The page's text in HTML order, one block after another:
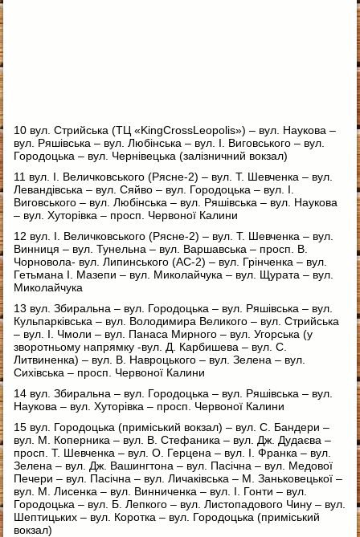
10 вул. Стрийська (ТЦ «KingCrossLeopolis») – вул. Наукова –
вул. Ряшівська – вул. Любінська – вул. І. Виговського – вул.
Городоцька – вул. Чернівецька (залізничний вокзал)
11 вул. І. Величковського (Рясне-2) – вул. Т. Шевченка – вул.
Левандівська – вул. Сяйво – вул. Городоцька – вул. І.
Виговського – вул. Любінська – вул. Ряшівська – вул. Наукова
– вул. Хуторівка – просп. Червоної Калини
12 вул. І. Величковського (Рясне-2) – вул. Т. Шевченка – вул.
Винниця – вул. Тунельна – вул. Варшавська – просп. В.
Чорновола- вул. Липинського (АС-2) – вул. Грінченка – вул.
Гетьмана І. Мазепи – вул. Миколайчука – вул. Щурата – вул.
Миколайчука
13 вул. Збиральна – вул. Городоцька – вул. Ряшівська – вул.
Кульпарківська – вул. Володимира Великого – вул. Стрийська
– вул. І. Чмоли – вул. Панаса Мирного – вул. Угорська (у
зворотньому напрямку -вул. Д. Карбишева – вул. С.
Литвиненка) – вул. В. Навроцького – вул. Зелена – вул.
Сихівська – просп. Червоної Калини
14 вул. Збиральна – вул. Городоцька – вул. Ряшівська – вул.
Наукова – вул. Хуторівка – просп. Червоної Калини
15 вул. Городоцька (приміський вокзал) – вул. С. Бандери –
вул. М. Коперника – вул. В. Стефаника – вул. Дж. Дудаєва –
просп. Т. Шевченка – вул. О. Герцена – вул. І. Франка – вул.
Зелена – вул. Дж. Вашингтона – вул. Пасічна – вул. Медової
Печери – вул. Пасічна – вул. Личаківська – М. Заньковецької –
вул. М. Лисенка – вул. Винниченка – вул. І. Гонти – вул.
Городоцька – вул. Б. Лепкого – вул. Листопадового Чину – вул.
Шептицьких – вул. Коротка – вул. Городоцька (приміський
вокзал)